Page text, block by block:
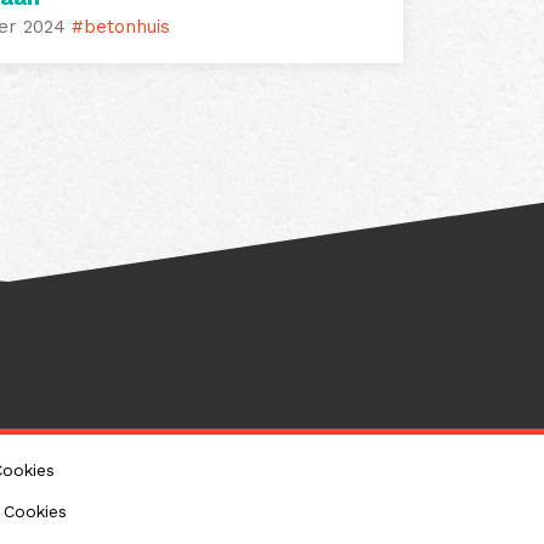
2024 #betonhuis